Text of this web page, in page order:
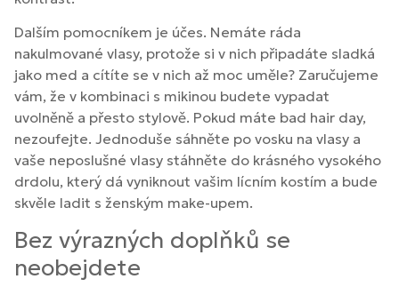
Dalším pomocníkem je účes. Nemáte ráda
nakulmované vlasy, protože si v nich připadáte sladká
jako med a cítíte se v nich až moc uměle? Zaručujeme
vám, že v kombinaci s mikinou budete vypadat
uvolněně a přesto stylově. Pokud máte bad hair day,
nezoufejte. Jednoduše sáhněte po vosku na vlasy a
vaše neposlušné vlasy stáhněte do krásného vysokého
drdolu, který dá vyniknout vašim lícním kostím a bude
skvěle ladit s ženským make-upem.
Bez výrazných doplňků se
neobejdete